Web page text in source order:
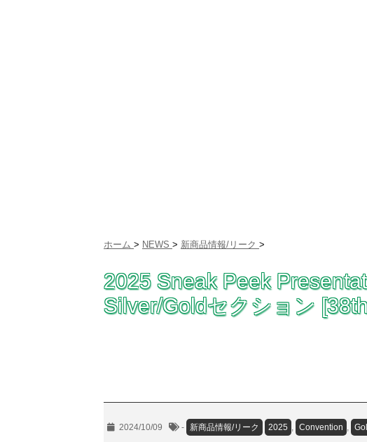
ホーム > NEWS > 新商品情報/リーク >
2025 Sneak Peek
Silver/Goldセクション
2024/10/09 - 新商品情報/リーク 2025 , Convention ,